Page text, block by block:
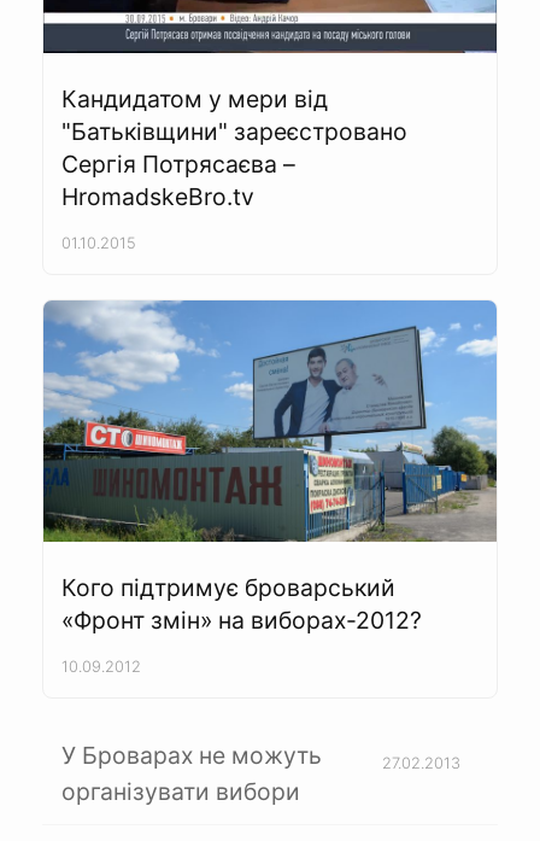
Кандидатом у мери від
"Батьківщини" зареєстровано
Сергія Потрясаєва –
HromadskeBro.tv
01.10.2015
Кого підтримує броварський
«Фронт змін» на виборах-2012?
10.09.2012
У Броварах не можуть
організувати вибори
27.02.2013